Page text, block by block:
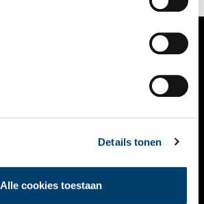
Details tonen
Alle cookies toestaan